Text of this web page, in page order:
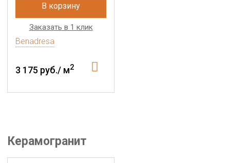
В корзину
Заказать в 1 клик
Benadresa
3 175 руб./ м2
Керамогранит